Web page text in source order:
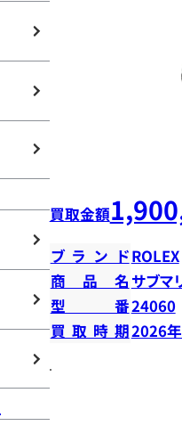
買取金額
ブランドROLEX
商品名 サブマ
型番24060
買取時期2026